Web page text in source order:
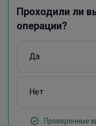
Проходили ли
операции?
Да
Нет
Проверенные